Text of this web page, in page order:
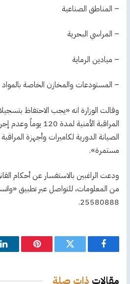
– المناطق الصناعية
– المراسي البحرية
– ميادين الرماية
– المستودعات والمخازن الخاصة بالمواد
وقالت الوزارة انه «يجب الاحتفاظ
المراقبة الأمنية
الصيانة الدورية لكاميرات وأجهزة
مستمرة».
ودعت الراغبين بالاستفسار عن أحكام
من المعلومات، للتواصل عبر تطبيق
25580888.
فيسبوك تويتر بينتيريست
مقالات ذات صلة